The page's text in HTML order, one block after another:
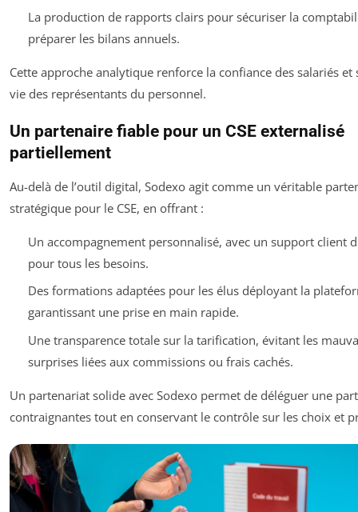
La production de rapports clairs pour sécuriser la
préparer les bilans annuels.
Cette approche analytique renforce la confiance des salariés
vie des représentants du personnel.
Un partenaire fiable pour un CSE externalisé
partiellement
Au-delà de l’outil digital, Sodexo agit comme un véritable
stratégique pour le CSE, en offrant :
Un accompagnement personnalisé, avec un support client
pour tous les besoins.
Des formations adaptées pour les élus déployant la
garantissant une prise en main rapide.
Une transparence totale sur la tarification, évitant les
surprises liées aux commissions ou frais cachés.
Un partenariat solide avec Sodexo permet de déléguer une
contraignantes tout en conservant le contrôle sur les choix et